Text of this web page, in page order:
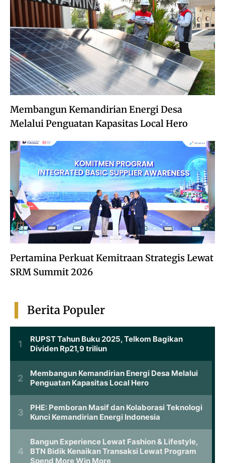
Membangun Kemandirian Energi Desa
Melalui Penguatan Kapasitas Local Hero
Pertamina Perkuat Kemitraan Strategis Lewat
SRM Summit 2026
Berita Populer